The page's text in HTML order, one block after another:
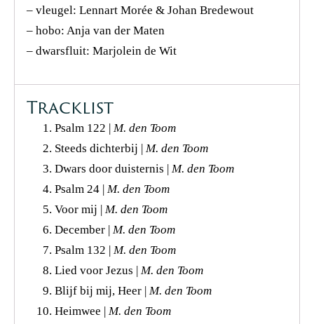
– vleugel: Lennart Morée & Johan Bredewout
– hobo: Anja van der Maten
– dwarsfluit: Marjolein de Wit
Tracklist
Psalm 122 | M. den Toom
Steeds dichterbij | M. den Toom
Dwars door duisternis | M. den Toom
Psalm 24 | M. den Toom
Voor mij | M. den Toom
December | M. den Toom
Psalm 132 | M. den Toom
Lied voor Jezus | M. den Toom
Blijf bij mij, Heer | M. den Toom
Heimwee | M. den Toom